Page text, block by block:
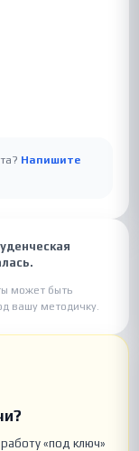
Напишите
может быть
вашу методичку.
«под ключ»